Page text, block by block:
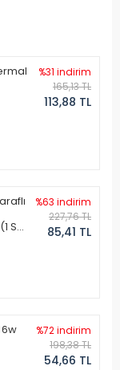
%31 indirim
165,13 TL
113,88 TL
Set
%63 indirim
227,76 TL
85,41 TL
%72 indirim
198,38 TL
54,66 TL